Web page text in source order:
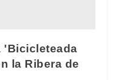
'Bicicleteada
la Ribera de